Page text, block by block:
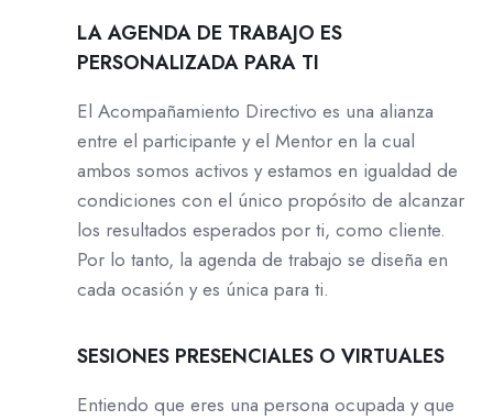
LA AGENDA DE TRABAJO ES
PERSONALIZADA PARA TI
El Acompañamiento Directivo es una alianza
entre el participante y el Mentor en la cual
ambos somos activos y estamos en igualdad de
condiciones con el único propósito de alcanzar
los resultados esperados por ti, como cliente.
Por lo tanto, la agenda de trabajo se diseña en
cada ocasión y es única para ti.
SESIONES PRESENCIALES O VIRTUALES
Entiendo que eres una persona ocupada y que